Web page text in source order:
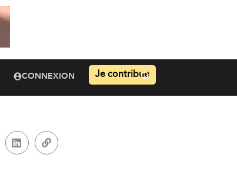
CONNEXION Je contribue